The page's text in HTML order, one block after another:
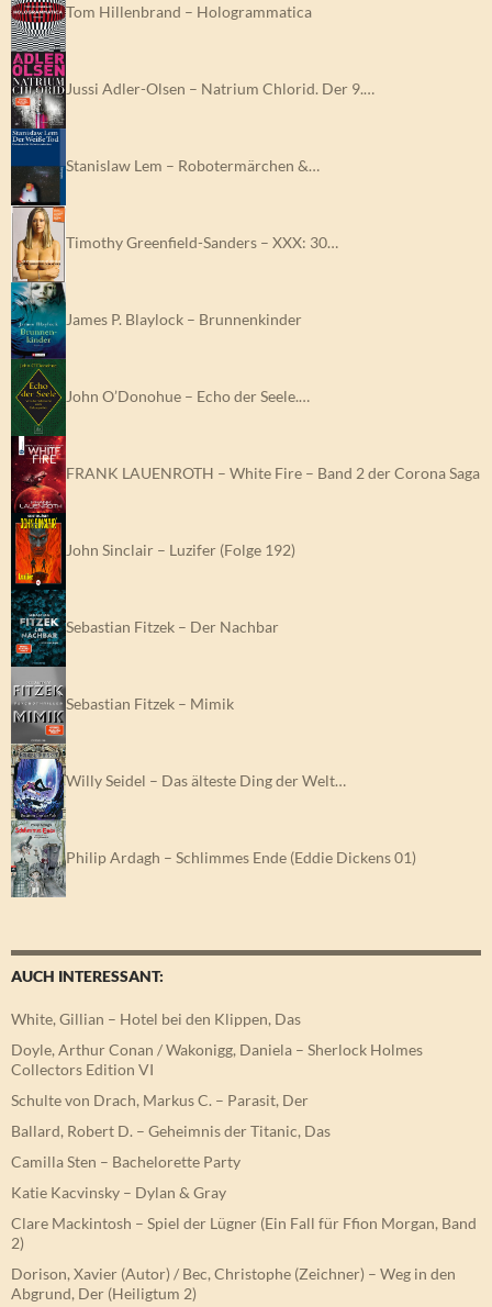
Tom Hillenbrand – Hologrammatica
Jussi Adler-Olsen – Natrium Chlorid. Der 9.…
Stanislaw Lem – Robotermärchen &…
Timothy Greenfield-Sanders – XXX: 30…
James P. Blaylock – Brunnenkinder
John O’Donohue – Echo der Seele.…
FRANK LAUENROTH – White Fire – Band 2 der Corona Saga
John Sinclair – Luzifer (Folge 192)
Sebastian Fitzek – Der Nachbar
Sebastian Fitzek – Mimik
Willy Seidel – Das älteste Ding der Welt…
Philip Ardagh – Schlimmes Ende (Eddie Dickens 01)
AUCH INTERESSANT:
White, Gillian – Hotel bei den Klippen, Das
Doyle, Arthur Conan / Wakonigg, Daniela – Sherlock Holmes
Collectors Edition VI
Schulte von Drach, Markus C. – Parasit, Der
Ballard, Robert D. – Geheimnis der Titanic, Das
Camilla Sten – Bachelorette Party
Katie Kacvinsky – Dylan & Gray
Clare Mackintosh – Spiel der Lügner (Ein Fall für Ffion Morgan, Band
2)
Dorison, Xavier (Autor) / Bec, Christophe (Zeichner) – Weg in den
Abgrund, Der (Heiligtum 2)